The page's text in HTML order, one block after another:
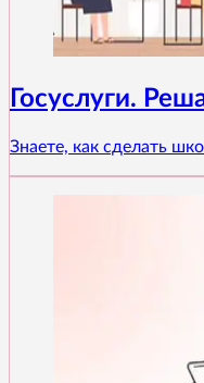
Госуслуги.
Знаете, как сделать